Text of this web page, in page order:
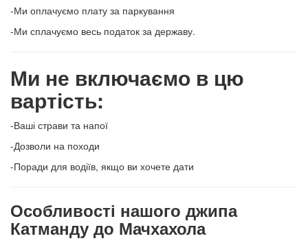
-Ми оплачуємо плату за паркування
-Ми сплачуємо весь податок за державу.
Ми не включаємо в цю
вартість:
-Ваші страви та напої
-Дозволи на походи
-Поради для водіїв, якщо ви хочете дати
Особливості нашого джипа
Катманду до Мачхахола